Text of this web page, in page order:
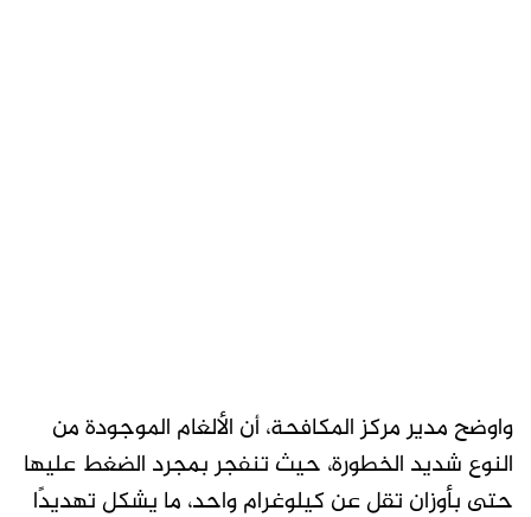
واوضح مدير مركز المكافحة، أن الألغام الموجودة من
النوع شديد الخطورة، حيث تنفجر بمجرد الضغط عليها
حتى بأوزان تقل عن كيلوغرام واحد، ما يشكل تهديدًا